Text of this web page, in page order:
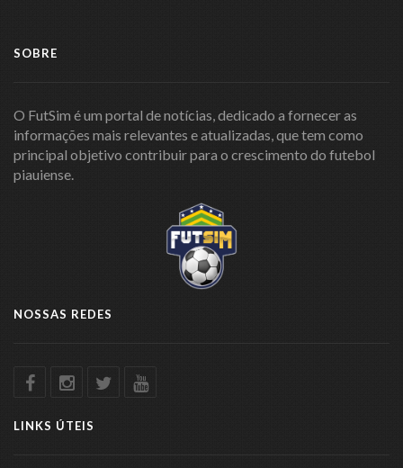
SOBRE
O FutSim é um portal de notícias, dedicado a fornecer as
informações mais relevantes e atualizadas, que tem como
principal objetivo contribuir para o crescimento do futebol
piauiense.
NOSSAS REDES
LINKS ÚTEIS